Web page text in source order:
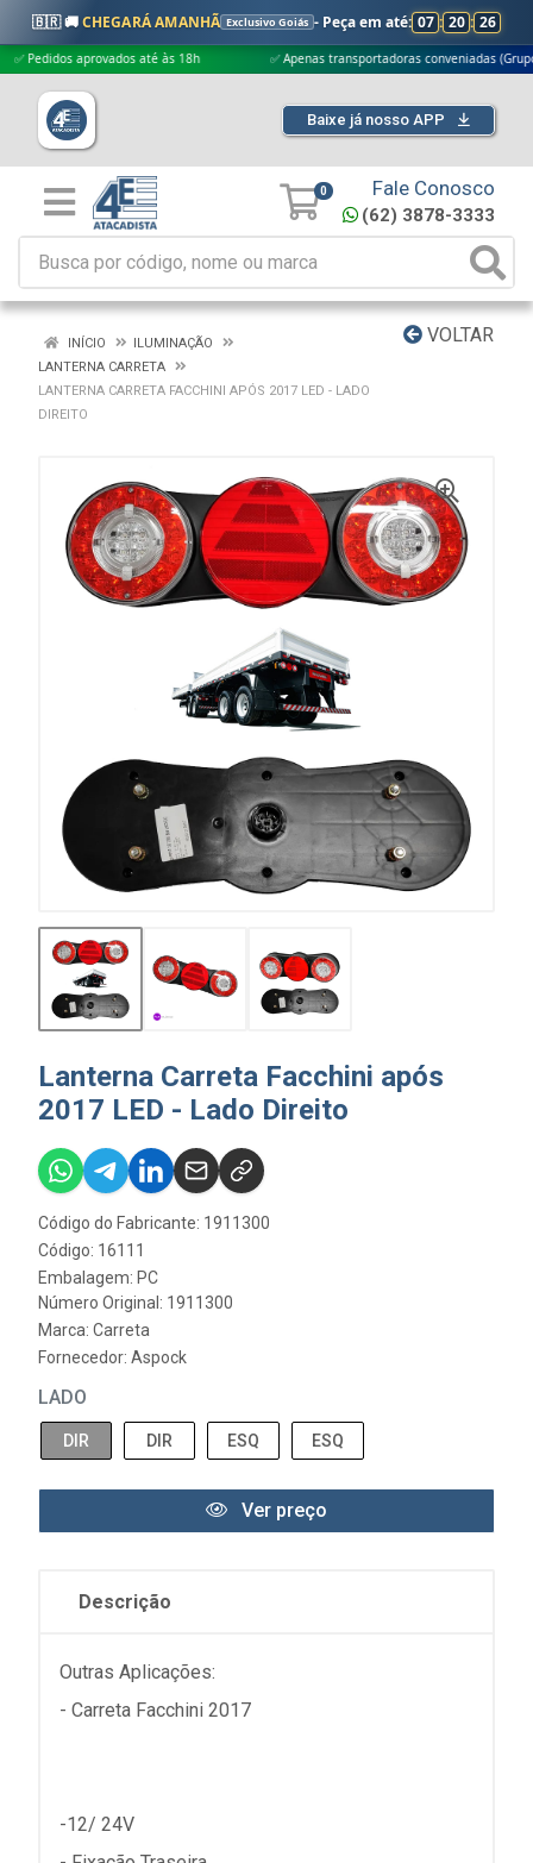
🇧🇷 🚚CHEGARÁ AMANHÃ Exclusivo Goiás - Peça em até: 07 : 20 : 25
aprovados até às 18h ✅ Apenas transportadoras conveniadas (Grupo G5)
Baixe já nosso APP
0 Fale Conosco
(62) 3878-3333
VOLTAR
INÍCIO
ILUMINAÇÃO
LANTERNA CARRETA
LANTERNA CARRETA FACCHINI APÓS 2017 LED - LADO
DIREITO
Lanterna Carreta Facchini após
2017 LED - Lado Direito
Código do Fabricante: 1911300
Código: 16111
Embalagem: PC
Número Original: 1911300
Marca: Carreta
Fornecedor: Aspock
LADO
DIR DIR ESQ ESQ
Ver preço
Descrição
Outras Aplicações:
- Carreta Facchini 2017
-12/ 24V